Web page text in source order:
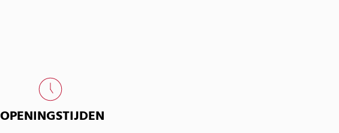
OPENINGSTIJDEN